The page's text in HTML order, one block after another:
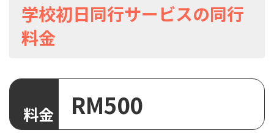
学校初日同行サービスの同行
料金
RM500